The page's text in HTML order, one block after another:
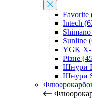
Favorite
Intech
Sunline
YGK X-
Різне
Шнури
Шнури